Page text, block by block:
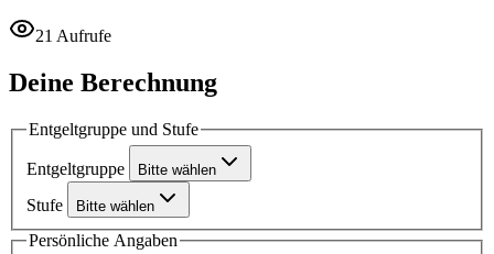
21 Aufrufe
Deine Berechnung
Entgeltgruppe und Stufe
Entgeltgruppe Bitte wählen
Stufe Bitte wählen
Persönliche Angaben